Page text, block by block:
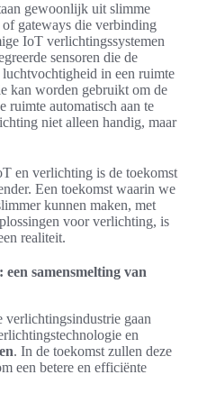
gewoonlijk uit slimme
gateways die verbinding
IoT verlichtingssystemen
sensoren die de
in een ruimte
kan worden gebruikt om de
ruimte automatisch aan te
niet alleen handig, maar
en verlichting is de toekomst
Een toekomst waarin we
kunnen maken, met
voor verlichting, is
realiteit.
samensmelting van
verlichtingsindustrie gaan
en
. In de toekomst zullen deze
een betere en efficiënte